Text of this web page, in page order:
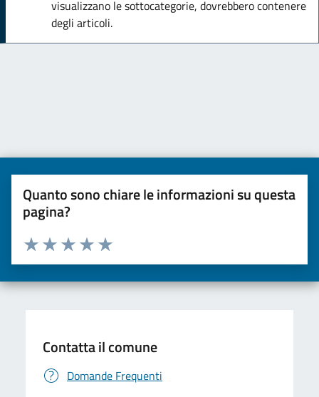
visualizzano le sottocategorie, dovrebbero contenere
degli articoli.
Quanto sono chiare le informazioni su questa
pagina?
Valuta da 1 a 5 stelle la pagina
Valuta 5 stelle su 5
Valuta 4 stelle su 5
Valuta 3 stelle su 5
Valuta 2 stelle su 5
Valuta una stella su 5
Contatta il comune
Domande Frequenti